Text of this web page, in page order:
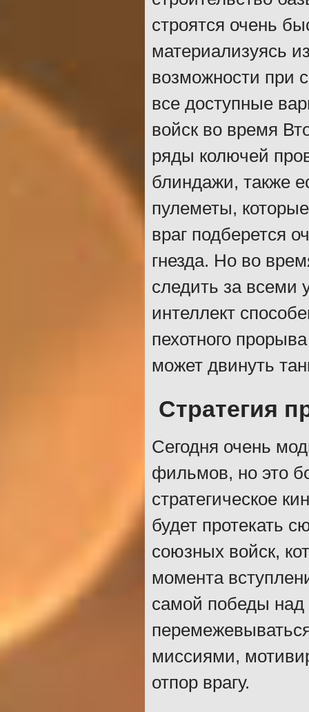
строятся очень
материализуясь
возможности при
все доступные
войск во время
ряды колючей
блиндажи, также
пулеметы,
враг подберется
гнезда. Но во
следить за всеми
интеллект
пехотного
может двинуть
Стратегия
Сегодня очень
фильмов, но это
стратегическое
будет протекать
союзных войск,
момента
самой победы
миссиями,
отпор врагу.